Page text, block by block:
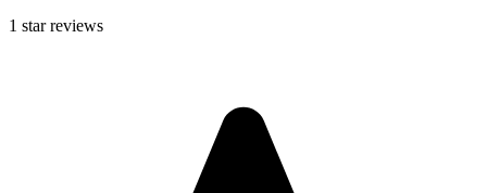
1 star reviews